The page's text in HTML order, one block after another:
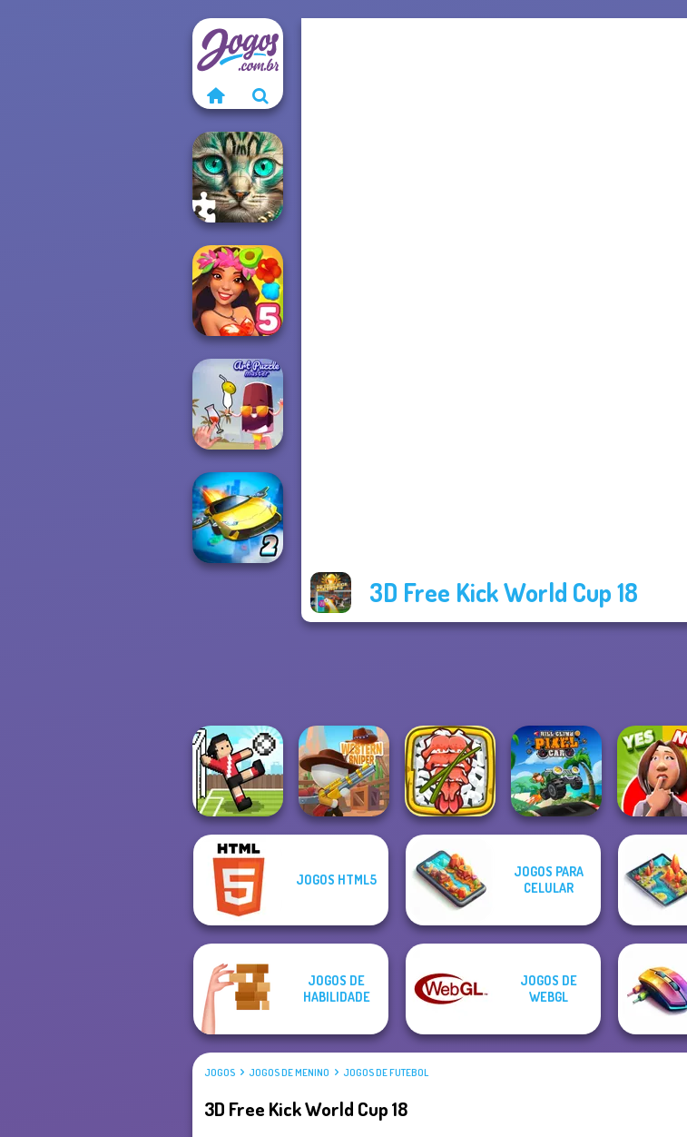
3D Free Kick World Cup 18
Favorite Puzzles
Hawaii Match 5
Art Puzzle Master
Soccer Random
Giant Sushi:
Merge Master
Game
Hill Climb Pixel
Car
Yes or No
Challenge
JOGOS HTML5
JOGOS PARA
CELULAR
JOGOS DE
HABILIDADE
JOGOS DE
WEBGL
JOGOS JOGOS DE MENINO JOGOS DE FUTEBOL
3D Free Kick World Cup 18